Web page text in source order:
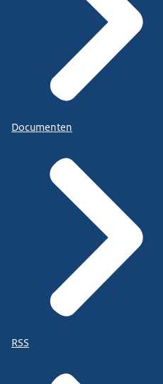
Documenten
RSS